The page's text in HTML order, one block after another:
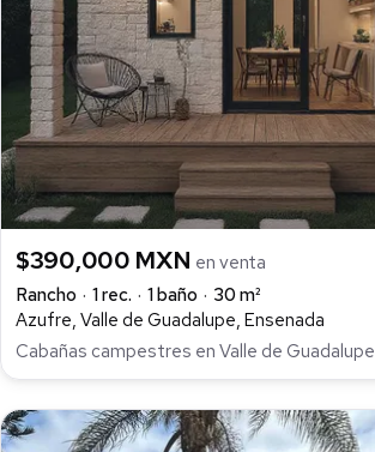
$390,000 MXN en venta
Rancho
1 rec. 1 baño
30 m²
Azufre, Valle de Guadalupe, Ensenada
Cabañas campestres en Valle de Guadalupe